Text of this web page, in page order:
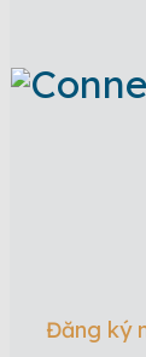
Đăng ký